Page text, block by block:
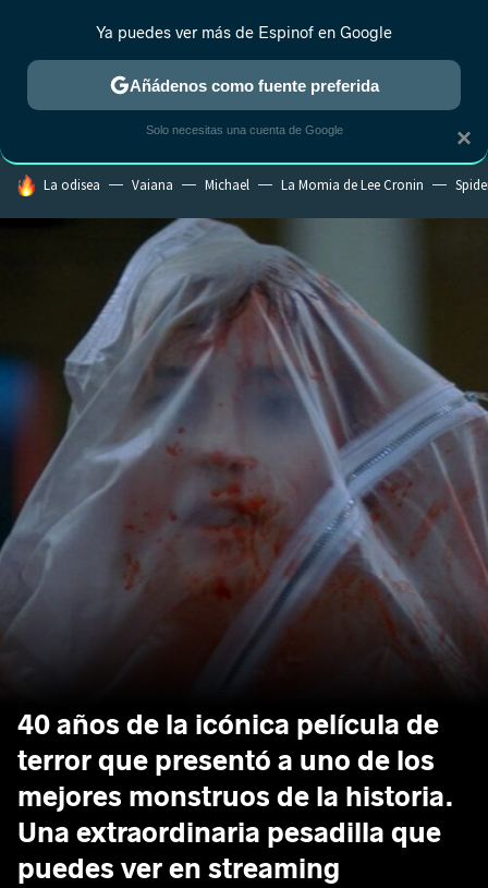
ESTRENOS REALITY ANIME RANKINGS CINE
HOY SE HABLA DE
La odisea Vaiana Michael La Momia de Lee Cronin
40 años de la icónica película de
terror que presentó a uno de los
mejores monstruos de la historia.
Una extraordinaria pesadilla que
puedes ver en streaming
×
Ya puedes ver más de Espinof en Google
Añádenos como fuente preferida
Solo necesitas una cuenta de Google